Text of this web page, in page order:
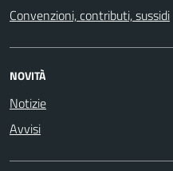
Convenzioni, contributi, sussidi
NOVITÀ
Notizie
Avvisi